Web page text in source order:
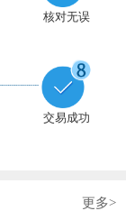
核对无误
交易成功
更多>